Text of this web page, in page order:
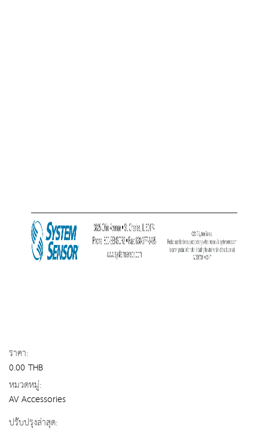
ราคา:
0.00 THB
หมวดหมู่:
AV Accessories
ปรับปรุงล่าสุด: